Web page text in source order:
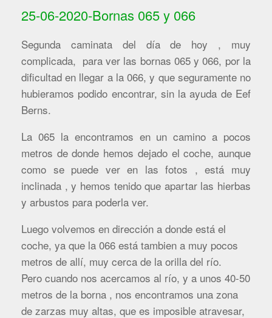
25-06-2020-Bornas 065 y 066
Segunda caminata del día de hoy , muy
complicada, para ver las bornas 065 y 066, por la
dificultad en llegar a la 066, y que seguramente no
hubieramos podido encontrar, sin la ayuda de Eef
Berns.
La 065 la encontramos en un camino a pocos
metros de donde hemos dejado el coche, aunque
como se puede ver en las fotos , está muy
inclinada , y hemos tenido que apartar las hierbas
y arbustos para poderla ver.
Luego volvemos en dirección a donde está el
coche, ya que la 066 está tambien a muy pocos
metros de allí, muy cerca de la orilla del río.
Pero cuando nos acercamos al río, y a unos 40-50
metros de la borna , nos encontramos una zona
de zarzas muy altas, que es imposible atravesar,